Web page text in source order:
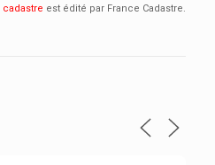
cadastre est édité par France Cadastre.